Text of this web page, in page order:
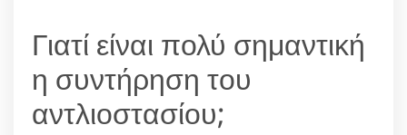
Γιατί είναι πολύ σημαντική
η συντήρηση του
αντλιοστασίου;